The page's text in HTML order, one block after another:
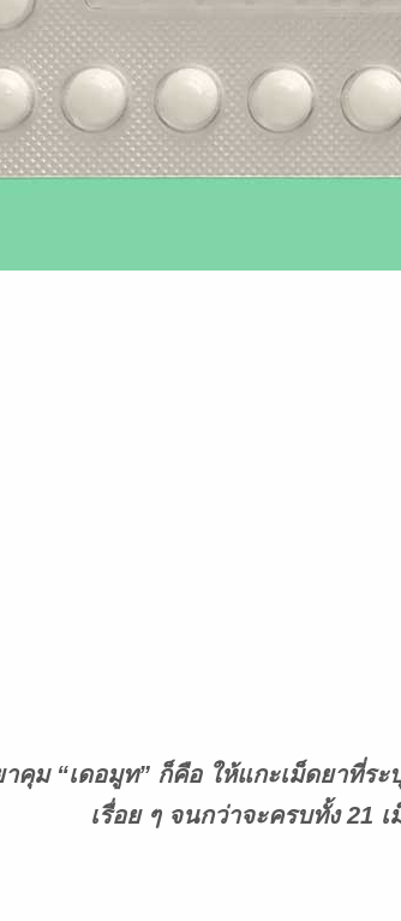
คุม “เดอมูท” ก็คือ ให้แกะเม็ดยาที่ร
เรื่อย ๆ จนกว่าจะครบทั้ง 21